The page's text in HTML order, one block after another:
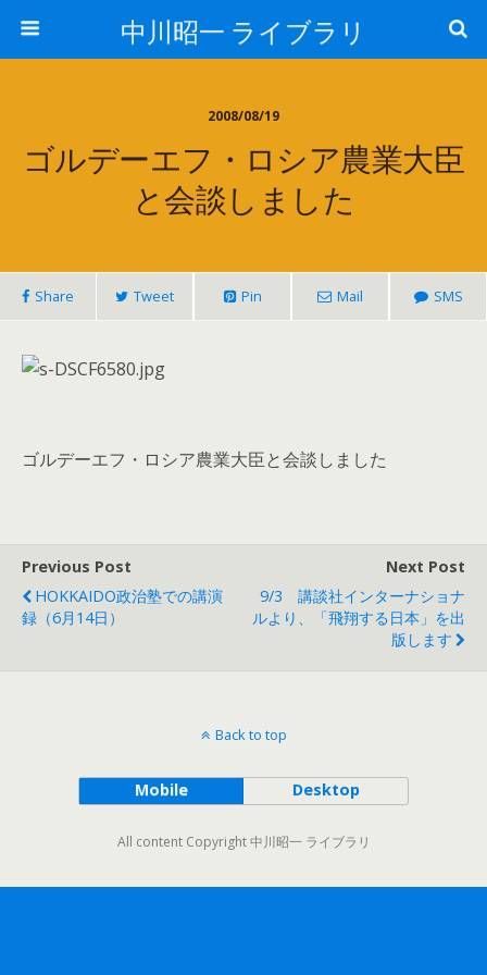
中川昭一 ライブラリ
2008/08/19
ゴルデーエフ・ロシア農業大臣
と会談しました
Share Tweet Pin Mail SMS
ゴルデーエフ・ロシア農業大臣と会談しました
Previous Post
HOKKAIDO政治塾での講演
録（6月14日）
Next Post
9/3 講談社インターナショナ
ルより、「飛翔する日本」を出
版します
Back to top
Mobile Desktop
All content Copyright 中川昭一 ライブラリ